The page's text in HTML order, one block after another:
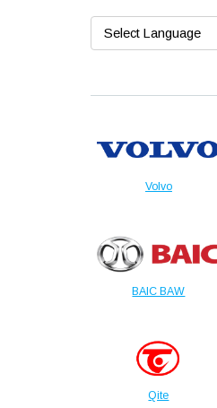
Volvo
BAIC BAW
Qite